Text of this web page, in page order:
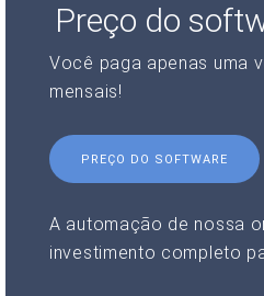
Preço do
Você paga apenas uma
mensais!
PREÇO DO SOFTWARE
A automação de nossa
investimento completo